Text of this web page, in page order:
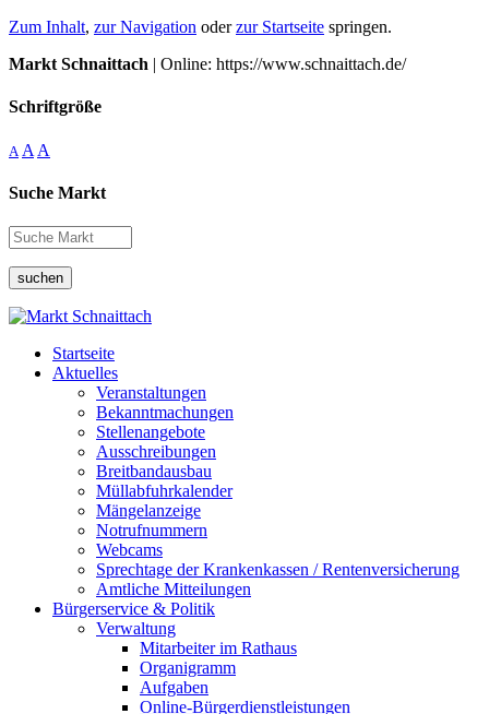
Zum Inhalt, zur Navigation oderzur Startseite springen.
Markt Schnaittach | Online: https://www.schnaittach.de/
Schriftgröße
A A A
Suche Markt
suchen
Startseite
Aktuelles
Veranstaltungen
Bekanntmachungen
Stellenangebote
Ausschreibungen
Breitbandausbau
Müllabfuhrkalender
Mängelanzeige
Notrufnummern
Webcams
Sprechtage der Krankenkassen / Rentenversicherung
Amtliche Mitteilungen
Bürgerservice & Politik
Verwaltung
Mitarbeiter im Rathaus
Organigramm
Aufgaben
Online-Bürgerdienstleistungen